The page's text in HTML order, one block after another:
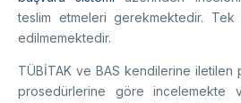
Software Technologies Research
Defense Industry Research and
TEKSEB & TEKNOPARK
Clean Energy, Climate Change and
Institute
News Archive
Photo Gallery
teslim etmeleri gerekmektedir. Tek
edilmemektedir.
TÜBİTAK ve BAS kendilerine
prosedürlerine göre incelemekte